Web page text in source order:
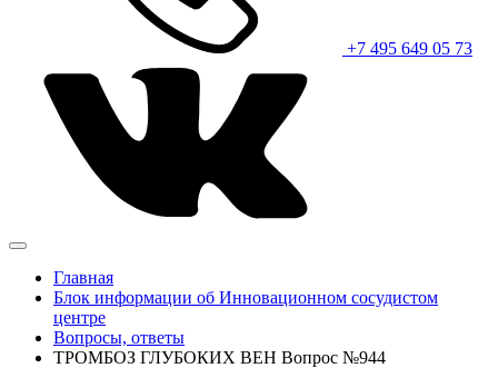
+7 495 649 05 73
Главная
Блок информации об Инновационном сосудистом
центре
Вопросы, ответы
ТРОМБОЗ ГЛУБОКИХ ВЕН Вопрос №944